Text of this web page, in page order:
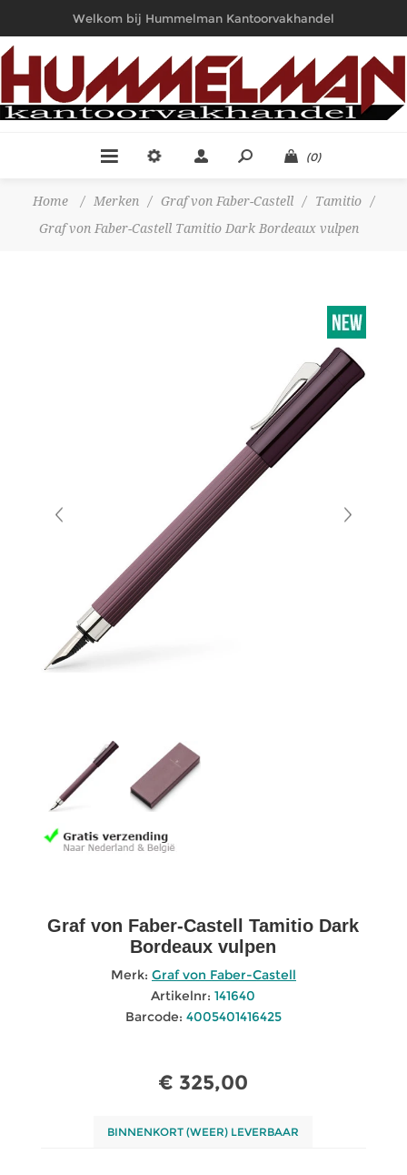
Welkom bij Hummelman Kantoorvakhandel
(0)
Home / Merken / Graf von Faber-Castell / Tamitio
/
Graf von Faber-Castell Tamitio Dark Bordeaux vulpen
Graf von Faber-Castell Tamitio Dark
Bordeaux vulpen
Merk: Graf von Faber-Castell
Artikelnr: 141640
Barcode: 4005401416425
€ 325,00
BINNENKORT (WEER) LEVERBAAR